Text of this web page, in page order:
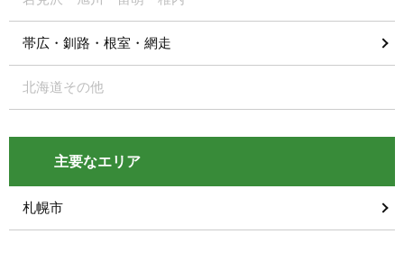
帯広・釧路・根室・網走
北海道その他
主要なエリア
札幌市